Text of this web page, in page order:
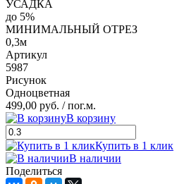
УСАДКА
до 5%
МИНИМАЛЬНЫЙ ОТРЕЗ
0,3м
Артикул
5987
Рисунок
Одноцветная
499,00 руб. / пог.м.
В корзину
Купить в 1 клик
В наличии
Поделиться